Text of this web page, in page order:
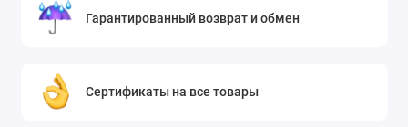
Гарантированный возврат и обмен
Сертификаты на все товары